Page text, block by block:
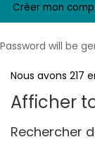
Password will be
Nous avons 217
Afficher
Rechercher